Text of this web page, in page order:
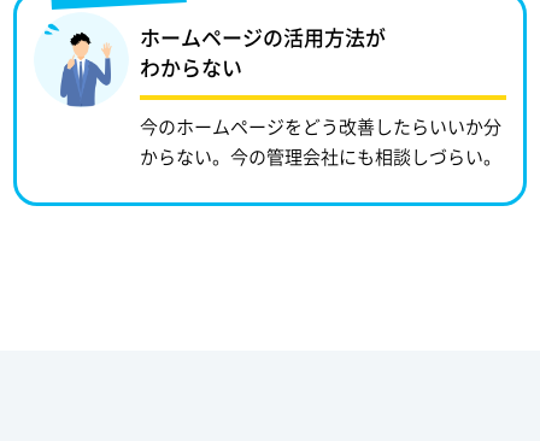
ホームページの活用方法が
わからない
今のホームページをどう改善したらいいか分
からない。今の管理会社にも相談しづらい。